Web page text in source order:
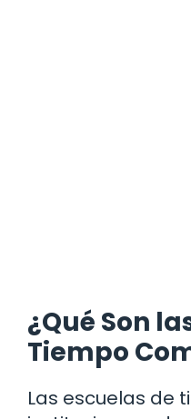
¿Qué Son
Tiempo
Las escuelas de